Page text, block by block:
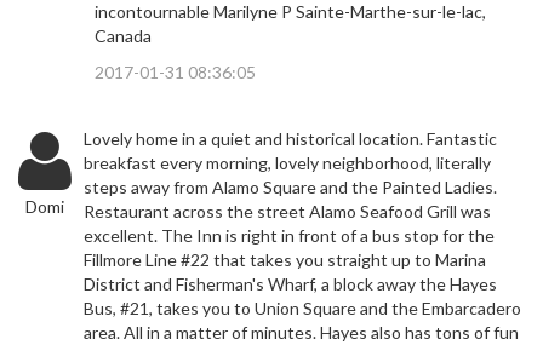
incontournable Marilyne P Sainte-Marthe-sur-le-lac,
Canada
2017-01-31 08:36:05
Domi
Lovely home in a quiet and historical location. Fantastic
breakfast every morning, lovely neighborhood, literally
steps away from Alamo Square and the Painted Ladies.
Restaurant across the street Alamo Seafood Grill was
excellent. The Inn is right in front of a bus stop for the
Fillmore Line #22 that takes you straight up to Marina
District and Fisherman's Wharf, a block away the Hayes
Bus, #21, takes you to Union Square and the Embarcadero
area. All in a matter of minutes. Hayes also has tons of fun